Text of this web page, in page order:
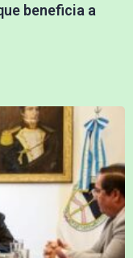
beneficia a